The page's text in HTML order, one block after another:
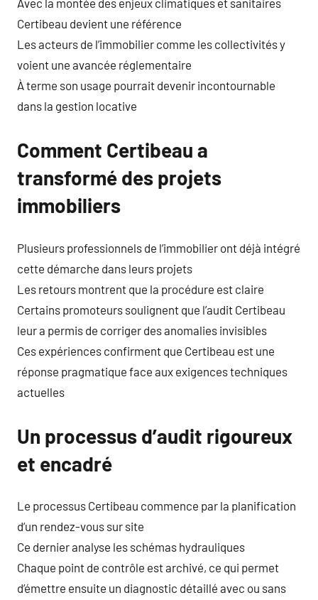
Avec la montée des enjeux climatiques et sanitaires
Certibeau devient une référence
Les acteurs de l’immobilier comme les collectivités y
voient une avancée réglementaire
À terme son usage pourrait devenir incontournable
dans la gestion locative
Comment Certibeau a
transformé des projets
immobiliers
Plusieurs professionnels de l’immobilier ont déjà intégré
cette démarche dans leurs projets
Les retours montrent que la procédure est claire
Certains promoteurs soulignent que l’audit Certibeau
leur a permis de corriger des anomalies invisibles
Ces expériences confirment que Certibeau est une
réponse pragmatique face aux exigences techniques
actuelles
Un processus d’audit rigoureux
et encadré
Le processus Certibeau commence par la planification
d’un rendez-vous sur site
Ce dernier analyse les schémas hydrauliques
Chaque point de contrôle est archivé, ce qui permet
d’émettre ensuite un diagnostic détaillé avec ou sans